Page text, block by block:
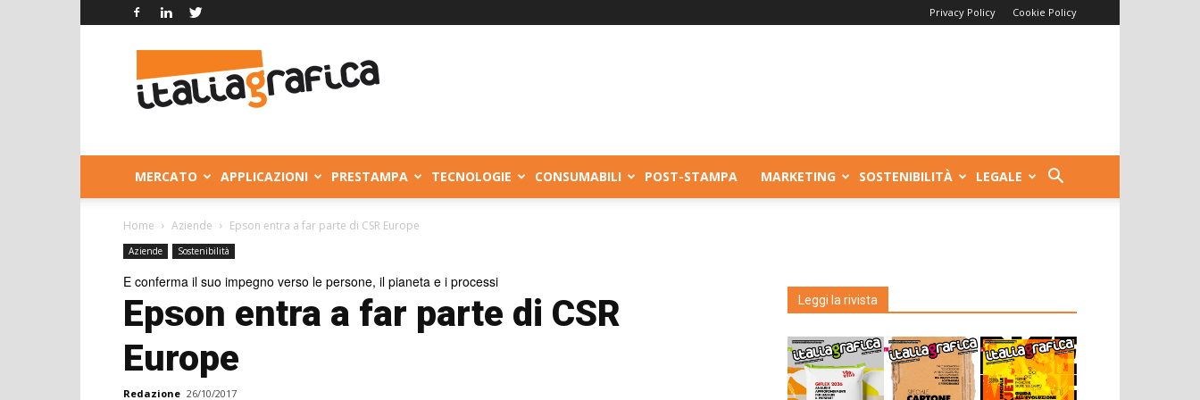
Privacy Policy Cookie Policy
Grafica
MERCATO APPLICAZIONI PRESTAMPA TECNOLOGIE CONSUMABILI POST-STAMPA MARKETING SOSTENIBILITÀ LEGALE
Home Aziende Epson entra a far parte di CSR Europe
Aziende Sostenibilità
E conferma il suo impegno verso le persone, il pianeta e i processi
Epson entra a far parte di CSR
Europe
Redazione 26/10/2017
Leggi la rivista